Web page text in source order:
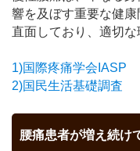
響を及ぼす重要な健
直面しており、適切な
1)国際疼痛学会IASP
2)国民生活基礎調査
腰痛患者が増え続け